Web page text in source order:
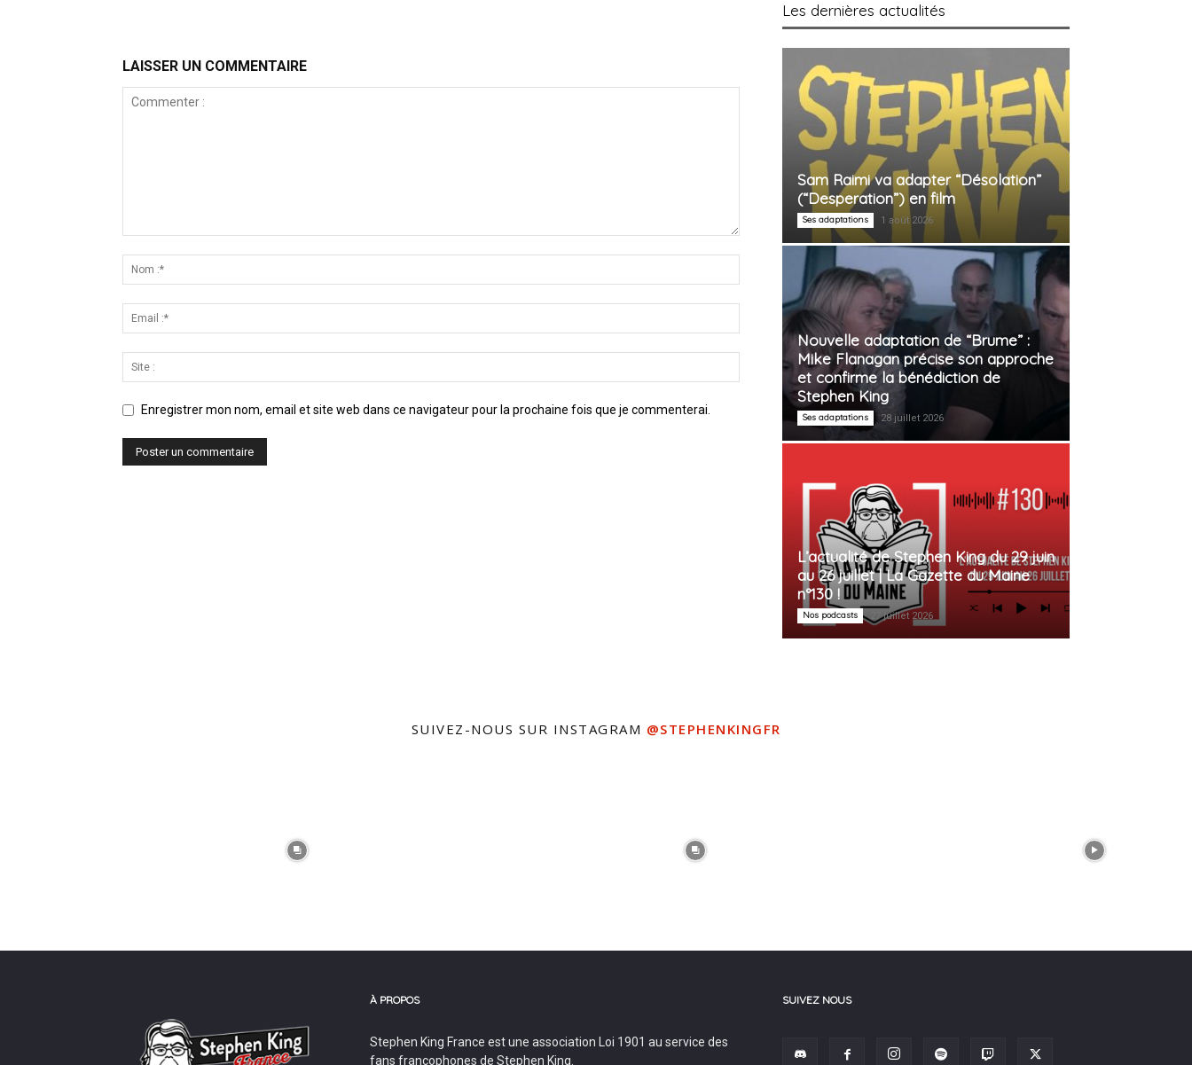
LAISSER UN COMMENTAIRE
Enregistrer mon nom, email et site web dans ce navigateur pour la prochaine fois que je commenterai.
Les dernières actualités
Sam Raimi va adapter “Désolation”
(“Desperation”) en film
Ses adaptations 1 août 2026
Nouvelle adaptation de “Brume” :
Mike Flanagan précise son approche
et confirme la bénédiction de
Stephen King
Ses adaptations 28 juillet 2026
L’actualité de Stephen King du 29 juin
au 26 juillet | La Gazette du Maine
n°130 !
Nos podcasts 27 juillet 2026
SUIVEZ-NOUS SUR INSTAGRAM @STEPHENKINGFR
À PROPOS
Stephen King France est une association Loi 1901 au service des
fans francophones de Stephen King.
SUIVEZ NOUS